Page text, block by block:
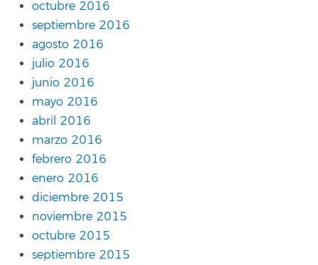
octubre 2016
septiembre 2016
agosto 2016
julio 2016
junio 2016
mayo 2016
abril 2016
marzo 2016
febrero 2016
enero 2016
diciembre 2015
noviembre 2015
octubre 2015
septiembre 2015